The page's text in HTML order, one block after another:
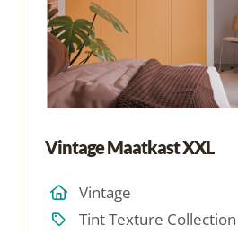
Vintage Maatkast XXL
Vintage
Tint Texture Collection